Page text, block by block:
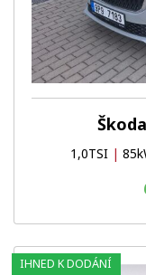
1,0TSI |
IHNED K DODÁNÍ